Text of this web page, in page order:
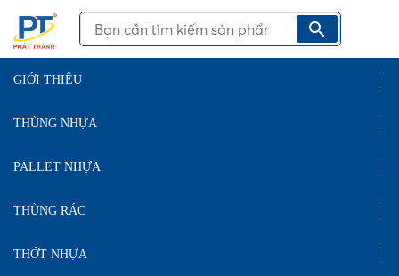
GIỚI THIỆU
THÙNG NHỰA
PALLET NHỰA
THÙNG RÁC
THỚT NHỰA